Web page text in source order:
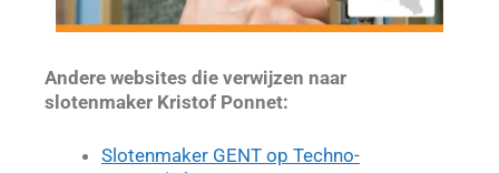
Andere websites die verwijzen naar
slotenmaker Kristof Ponnet:
Slotenmaker GENT op Techno-